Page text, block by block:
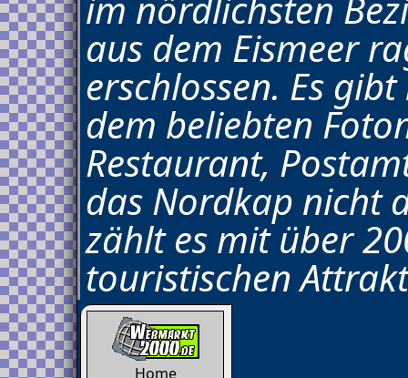
aus dem Eismeer
erschlossen. Es
dem beliebten
Restaurant,
das Nordkap nicht
zählt es mit über
touristischen
Home